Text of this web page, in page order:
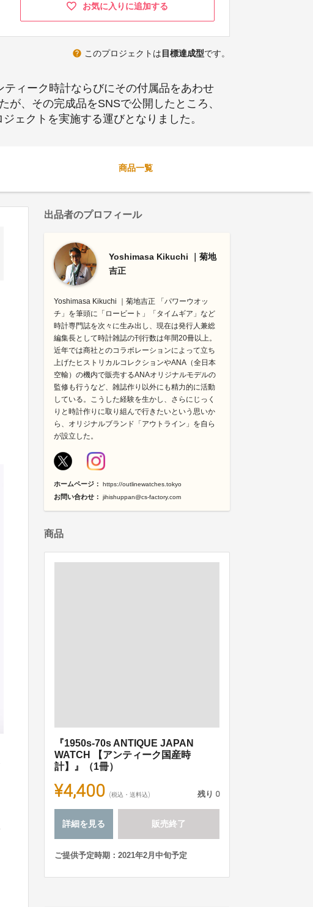
お気に入りに追加する
help このプロジェクトは目標達成型です。
ィーク時計ならびにその付属品をあわせ
、その完成品をSNSで公開したところ、
ェクトを実施する運びとなりました。
商品一覧
出品者のプロフィール
Yoshimasa Kikuchi ｜菊地
吉正
Yoshimasa Kikuchi ｜菊地吉正 「パワーウオッ
チ」を筆頭に「ロービート」「タイムギア」など
時計専門誌を次々に生み出し、現在は発行人兼総
編集長として時計雑誌の刊行数は年間20冊以上。
近年では商社とのコラボレーションによって立ち
上げたヒストリカルコレクションやANA（全日本
空輸）の機内で販売するANAオリジナルモデルの
監修も行うなど、雑誌作り以外にも精力的に活動
している。こうした経験を生かし、さらにじっく
りと時計作りに取り組んで行きたいという思いか
ら、オリジナルブランド「アウトライン」を自ら
が設立した。
ホームページ： https://outlinewatches.tokyo
お問い合わせ： jihishuppan@cs-factory.com
商品
『1950s-70s ANTIQUE JAPAN
WATCH 【アンティーク国産時
計】』（1冊）
¥4,400 (税込・送料込) 残り 0
詳細を見る 販売終了
ご提供予定時期：2021年2月中旬予定